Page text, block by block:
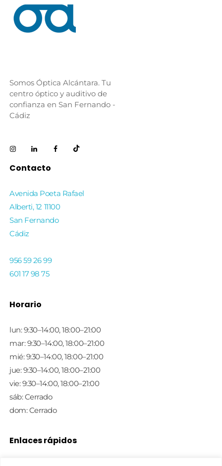
Somos Óptica Alcántara. Tu
centro óptico y auditivo de
confianza en San Fernando -
Cádiz
Contacto
Avenida Poeta Rafael
Alberti, 12 11100
San Fernando
Cádiz
956 59 26 99
601 17 98 75
Horario
lun: 9:30–14:00, 18:00–21:00
mar: 9:30–14:00, 18:00–21:00
mié: 9:30–14:00, 18:00–21:00
jue: 9:30–14:00, 18:00–21:00
vie: 9:30–14:00, 18:00–21:00
sáb: Cerrado
dom: Cerrado
Enlaces rápidos